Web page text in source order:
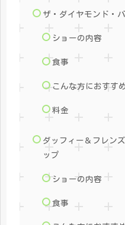
ザ・ダイヤモンド・
ショーの内容
食事
こんな方におすすめ
料金
ダッフィー＆フレン
ップ
ショーの内容
食事